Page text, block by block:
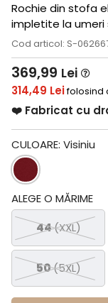
Rochie din stofa
impletite la umeri
Cod articol: S-
369,99 Lei
314,49 Leifolosind
❤️ Fabricat cu
CULOARE: Visiniu
ALEGE O MĂRIME
44(XXL)
50(5XL)